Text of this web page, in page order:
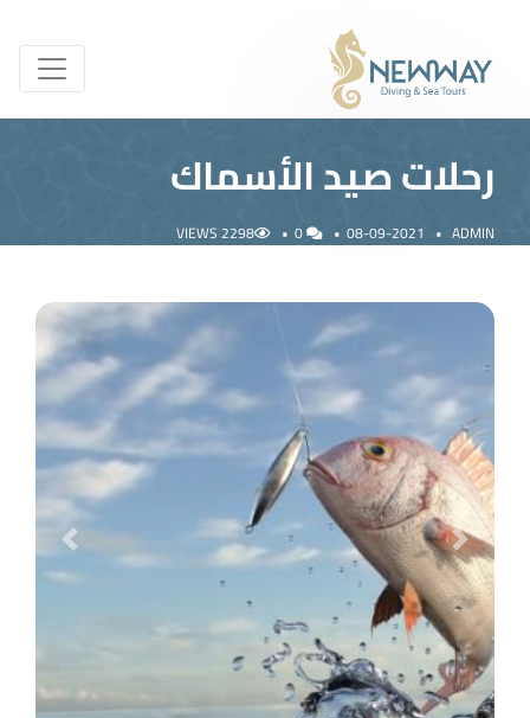
رحلات صيد الأسماك
ADMIN
08-09-2021
2298 VIEWS
Previous Next